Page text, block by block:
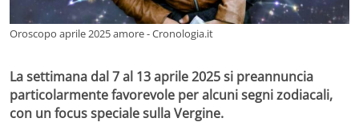
Oroscopo aprile 2025 amore - Cronologia.it
La settimana dal 7 al 13 aprile 2025 si preannuncia
particolarmente favorevole per alcuni segni zodiacali,
con un focus speciale sulla Vergine.